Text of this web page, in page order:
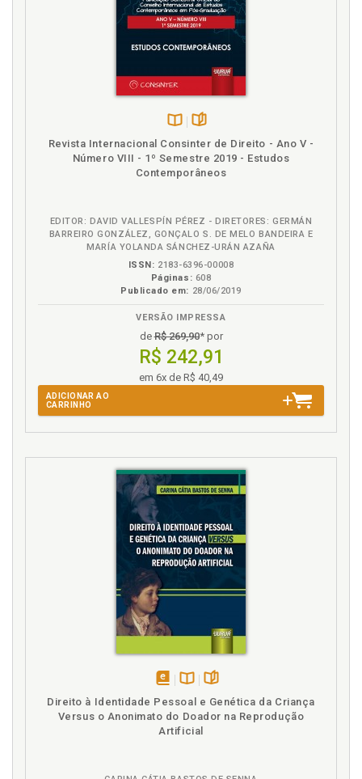
Mecanismo de proteção. Proposta de criação de
encarregado de dados, p. 75
Notário. Deveres do notário ou registrador em
relação ao encarregado de dados, p. 63
Proposta de criação de mecanismo de proteção à
autonomia técnica do encarregado de dados, p. 75
Proteção de dados pessoais. Breve histórico da
proteção de dados pessoais no Brasil, p. 21
Registrador. Deveres do notário ou registrador em
relação ao encarregado de dados, p. 63
Regulamentação específica da LGPD para os
cartórios, p. 35
Requisitos para ser encarregado de dados nos
Sigla. Lista de abreviaturas e siglas, p. 15
Sistemas eletrônicos utilizados pelos cartórios, p. 38
Disponível
B.V.
páginas
Revista Internacional Consinter de Direito - Ano V -
Número VIII - 1º Semestre 2019 - Estudos
Contemporâneos
EDITOR: DAVID VALLESPÍN PÉREZ - DIRETORES: GERMÁN
BARREIRO GONZÁLEZ, GONÇALO S. DE MELO BANDEIRA E
MARÍA YOLANDA SÁNCHEZ-URÁN AZAÑA
ISSN: 2183-6396-00008
Páginas: 608
Publicado em: 28/06/2019
VERSÃO IMPRESSA
deR$ 269,90* por
R$ 242,91
em 6x de R$ 40,49
ADICIONAR AO
CARRINHO
disponível
em
eBook
Disponível
na
B.V.
páginas
Direito à Identidade Pessoal e Genética da Criança
Versus o Anonimato do Doador na Reprodução
Artificial